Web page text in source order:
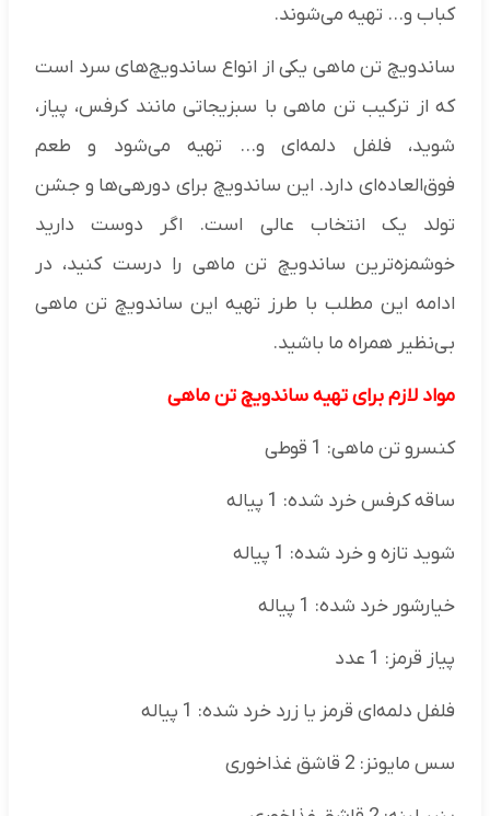
کباب و... تهیه می‌شوند.
ساندویچ تن ماهی یکی از انواع ساندویچ‌های سرد است
که از ترکیب تن ماهی با سبزیجاتی مانند کرفس، پیاز،
شوید، فلفل دلمه‌ای و... تهیه می‌شود و طعم
فوق‌العاده‌ای دارد. این ساندویچ برای دورهی‌ها و جشن
تولد یک انتخاب عالی است. اگر دوست دارید
خوشمزه‌ترین ساندویچ تن ماهی را درست کنید، در
ادامه این مطلب با طرز تهیه این ساندویچ تن ماهی
بی‌‎نظیر همراه ما باشید.
مواد لازم برای تهیه ساندویچ تن ماهی
کنسرو تن ماهی: 1 قوطی
ساقه کرفس خرد شده: 1 پیاله
شوید تازه و خرد شده: 1 پیاله
خیارشور خرد شده: 1 پیاله
پیاز قرمز: 1 عدد
فلفل دلمه‌ای قرمز یا زرد خرد شده: 1 پیاله
سس مایونز: 2 قاشق غذاخوری